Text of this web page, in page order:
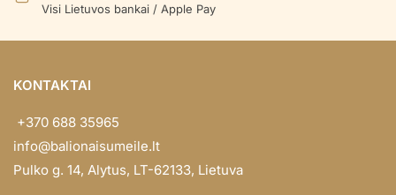
Visi Lietuvos bankai / Apple Pay
KONTAKTAI
+370 688 35965
info@balionaisumeile.lt
Pulko g. 14, Alytus, LT-62133, Lietuva